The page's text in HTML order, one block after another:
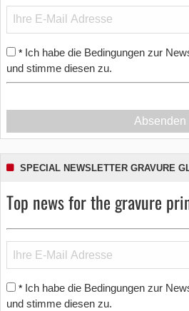
* Ich habe die Bedingungen zur
und stimme diesen zu.
Absenden
SPECIAL NEWSLETTER GRAVURE
Top news for the gravure
* Ich habe die Bedingungen zur
und stimme diesen zu.